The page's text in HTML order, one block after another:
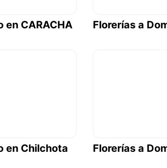
en CARACHA Florerías a
en Chilchota Florerías a